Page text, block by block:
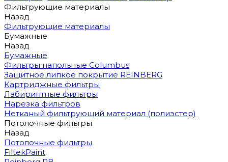
Фильтрующие материалы
Назад
Фильтрующие материалы
Бумажные
Назад
Бумажные
Фильтры напольные Columbus
Защитное липкое покрытие REINBERG
Картриджные фильтры
Лабиринтные фильтры
Нарезка фильтров
Нетканый фильтрующий материал (полиэстер)
Потолочные фильтры
Назад
Потолочные фильтры
FiltekPaint